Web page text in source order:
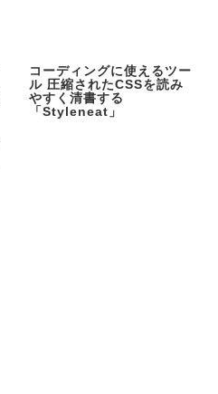
コーディングに使えるツー
ル 圧縮されたCSSを読み
やすく清書する
「Styleneat」